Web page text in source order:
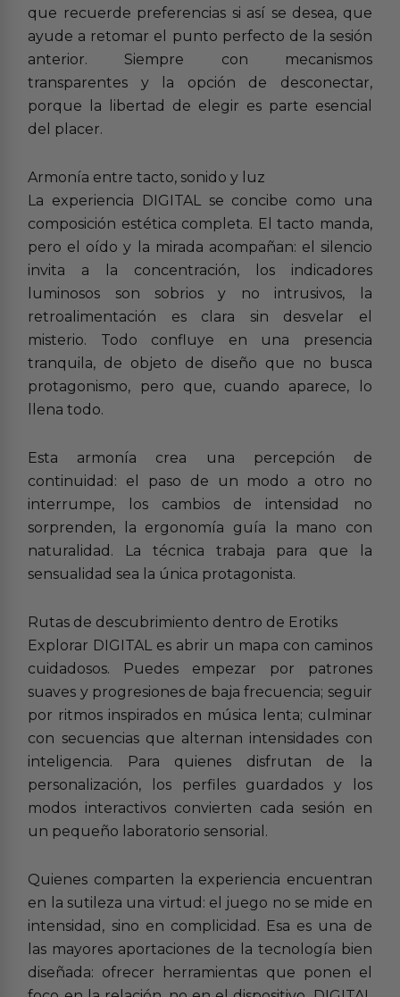
que recuerde preferencias si así se desea, que
ayude a retomar el punto perfecto de la sesión
anterior. Siempre con mecanismos
transparentes y la opción de desconectar,
porque la libertad de elegir es parte esencial
del placer.
Armonía entre tacto, sonido y luz
La experiencia DIGITAL se concibe como una
composición estética completa. El tacto manda,
pero el oído y la mirada acompañan: el silencio
invita a la concentración, los indicadores
luminosos son sobrios y no intrusivos, la
retroalimentación es clara sin desvelar el
misterio. Todo confluye en una presencia
tranquila, de objeto de diseño que no busca
protagonismo, pero que, cuando aparece, lo
llena todo.
Esta armonía crea una percepción de
continuidad: el paso de un modo a otro no
interrumpe, los cambios de intensidad no
sorprenden, la ergonomía guía la mano con
naturalidad. La técnica trabaja para que la
sensualidad sea la única protagonista.
Rutas de descubrimiento dentro de Erotiks
Explorar DIGITAL es abrir un mapa con caminos
cuidadosos. Puedes empezar por patrones
suaves y progresiones de baja frecuencia; seguir
por ritmos inspirados en música lenta; culminar
con secuencias que alternan intensidades con
inteligencia. Para quienes disfrutan de la
personalización, los perfiles guardados y los
modos interactivos convierten cada sesión en
un pequeño laboratorio sensorial.
Quienes comparten la experiencia encuentran
en la sutileza una virtud: el juego no se mide en
intensidad, sino en complicidad. Esa es una de
las mayores aportaciones de la tecnología bien
diseñada: ofrecer herramientas que ponen el